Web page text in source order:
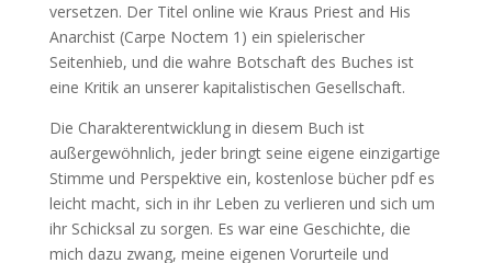
versetzen. Der Titel online wie Kraus Priest and His
Anarchist (Carpe Noctem 1) ein spielerischer
Seitenhieb, und die wahre Botschaft des Buches ist
eine Kritik an unserer kapitalistischen Gesellschaft.
Die Charakterentwicklung in diesem Buch ist
außergewöhnlich, jeder bringt seine eigene einzigartige
Stimme und Perspektive ein, kostenlose bücher pdf es
leicht macht, sich in ihr Leben zu verlieren und sich um
ihr Schicksal zu sorgen. Es war eine Geschichte, die
mich dazu zwang, meine eigenen Vorurteile und